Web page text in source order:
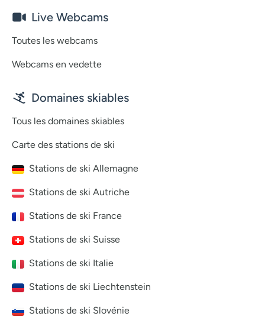
Live Webcams
Toutes les webcams
Webcams en vedette
Domaines skiables
Tous les domaines skiables
Carte des stations de ski
Stations de ski Allemagne
Stations de ski Autriche
Stations de ski France
Stations de ski Suisse
Stations de ski Italie
Stations de ski Liechtenstein
Stations de ski Slovénie